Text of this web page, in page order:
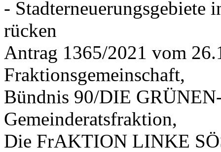
- Stadterneuerungsgebiete
rücken
Antrag 1365/2021 vom
Fraktionsgemeinschaft,
Bündnis 90/DIE
Gemeinderatsfraktion,
Die FrAKTION LINKE